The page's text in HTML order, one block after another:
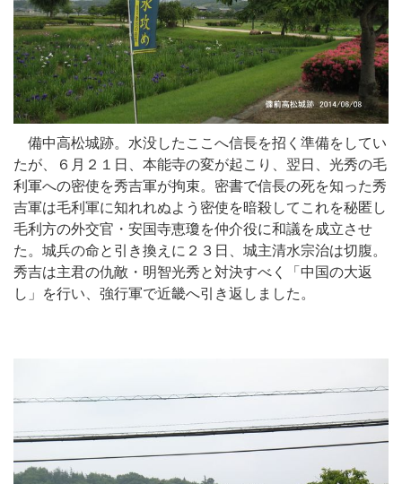
備中高松城跡。水没したここへ信長を招く準備をしてい
たが、６月２１日、本能寺の変が起こり、翌日、光秀の毛
利軍への密使を秀吉軍が拘束。密書で信長の死を知った秀
吉軍は毛利軍に知れれぬよう密使を暗殺してこれを秘匿し
毛利方の外交官・安国寺恵瓊を仲介役に和議を成立させ
た。城兵の命と引き換えに２３日、城主清水宗治は切腹。
秀吉は主君の仇敵・明智光秀と対決すべく「中国の大返
し」を行い、強行軍で近畿へ引き返しました。